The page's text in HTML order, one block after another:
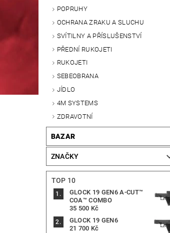
POPRUHY
OCHRANA ZRAKU A SLUCHU
SVÍTILNY A PŘÍSLUŠENSTVÍ
PŘEDNÍ RUKOJETI
RUKOJETI
SEBEOBRANA
JÍDLO
4M SYSTEMS
ZDRAVOTNÍ
BAZAR
ZNAČKY
TOP 10
GLOCK 19 GEN6 A-CUT™
COA™ COMBO
35 500 Kč
GLOCK 19 GEN6
21 700 Kč